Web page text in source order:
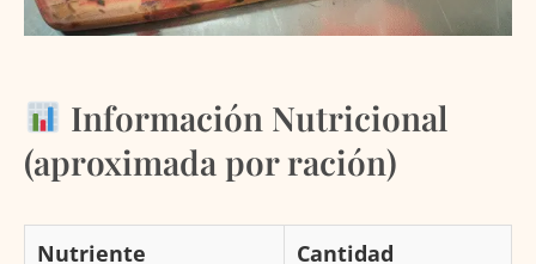
Información Nutricional
(aproximada por ración)
Nutriente Cantidad